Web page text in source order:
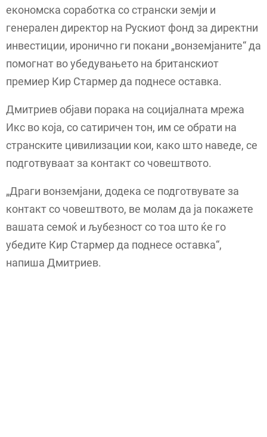
економска соработка со странски земји и
генерален директор на Рускиот фонд за директни
инвестиции, иронично ги покани „вонземјаните“ да
помогнат во убедувањето на британскиот
премиер Кир Стармер да поднесе оставка.
Дмитриев објави порака на социјалната мрежа
Икс во која, со сатиричен тон, им се обрати на
странските цивилизации кои, како што наведе, се
подготвуваат за контакт со човештвото.
„Драги вонземјани, додека се подготвувате за
контакт со човештвото, ве молам да ја покажете
вашата семоќ и љубезност со тоа што ќе го
убедите Кир Стармер да поднесе оставка“,
напиша Дмитриев.